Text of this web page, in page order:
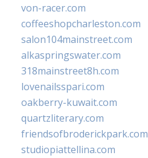
von-racer.com
coffeeshopcharleston.com
salon104mainstreet.com
alkaspringswater.com
318mainstreet8h.com
lovenailsspari.com
oakberry-kuwait.com
quartzliterary.com
friendsofbroderickpark.com
studiopiattellina.com